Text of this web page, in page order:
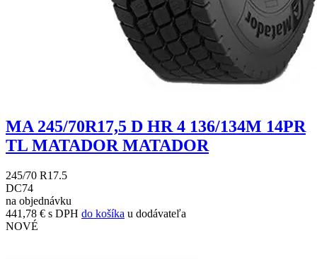
MA 245/70R17,5 D HR 4 136/134M 14PR
TL MATADOR MATADOR
245/70 R17.5
DC74
na objednávku
441,78 € s DPH do košíka u dodávateľa
NOVÉ